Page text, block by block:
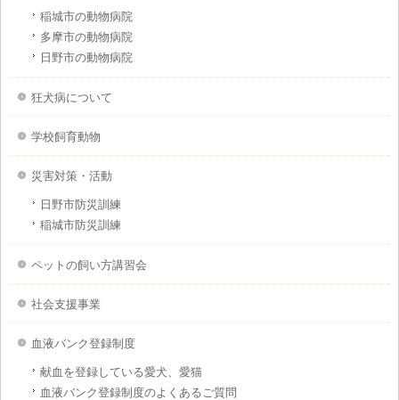
稲城市の動物病院
多摩市の動物病院
日野市の動物病院
狂犬病について
学校飼育動物
災害対策・活動
日野市防災訓練
稲城市防災訓練
ペットの飼い方講習会
社会支援事業
血液バンク登録制度
献血を登録している愛犬、愛猫
血液バンク登録制度のよくあるご質問